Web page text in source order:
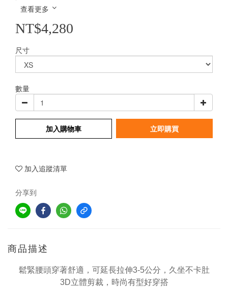
查看更多
NT$4,280
尺寸
數量
加入購物車 立即購買
加入追蹤清單
分享到
商品描述
鬆緊腰頭穿著舒適，可延長拉伸3-5公分，久坐不卡肚
3D立體剪裁，時尚有型好穿搭